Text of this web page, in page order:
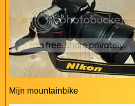
Mijn mountainbike